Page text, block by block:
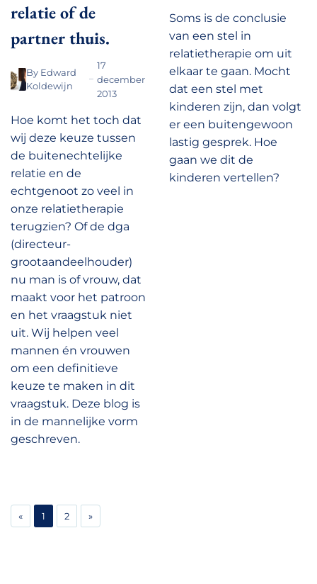
relatie of de
partner thuis.
By Edward
Koldewijn
17
december
2013
Hoe komt het toch dat
wij deze keuze tussen
de buitenechtelijke
relatie en de
echtgenoot zo veel in
onze relatietherapie
terugzien? Of de dga
(directeur-
grootaandeelhouder)
nu man is of vrouw, dat
maakt voor het patroon
en het vraagstuk niet
uit. Wij helpen veel
mannen én vrouwen
om een definitieve
keuze te maken in dit
vraagstuk. Deze blog is
in de mannelijke vorm
geschreven.
Soms is de conclusie
van een stel in
relatietherapie om uit
elkaar te gaan. Mocht
dat een stel met
kinderen zijn, dan volgt
er een buitengewoon
lastig gesprek. Hoe
gaan we dit de
kinderen vertellen?
« 1 2 »